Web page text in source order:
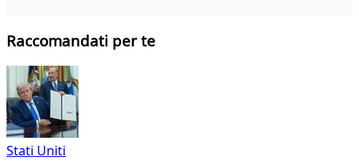
Raccomandati per te
Stati Uniti